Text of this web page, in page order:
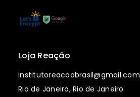
Loja Reação
institutoreacaobrasil@gmail.com
Rio de Janeiro, Rio de Janeiro